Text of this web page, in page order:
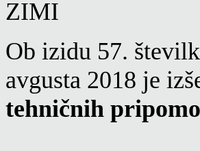
Ob izidu 57.
avgusta 2018 je
tehničnih